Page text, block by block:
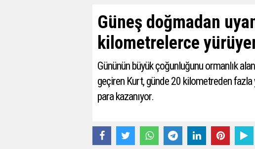
Güneş doğmadan
kilometrelerce
Gününün büyük çoğunluğunu ormanlık
geçiren Kurt, günde 20 kilometreden
para kazanıyor.